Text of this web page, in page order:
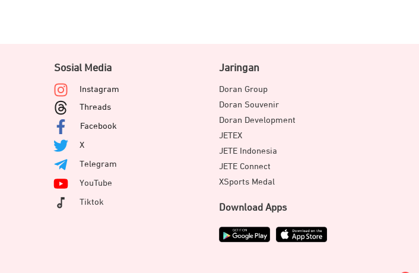
Sosial Media
Instagram
Threads
Facebook
X
Telegram
YouTube
Tiktok
Jaringan
Doran Group
Doran Souvenir
Doran Development
JETEX
JETE Indonesia
JETE Connect
XSports Medal
Download Apps